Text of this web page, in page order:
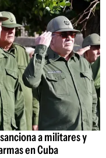
a militares y
en Cuba